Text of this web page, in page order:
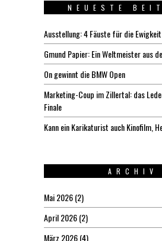
NEUESTE
Ausstellung: 4 Fäuste für die Ewigkeit
Gmund Papier: Ein Weltmeister aus
On gewinnt die BMW Open
Marketing-Coup im Zillertal: das
Finale
Kann ein Karikaturist auch Kinofilm,
ARCHIV
Mai 2026(2)
April 2026(2)
März 2026(4)